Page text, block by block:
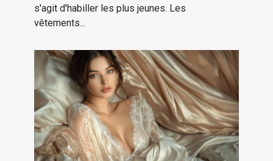
s'agit d'habiller les plus jeunes. Les
vêtements...